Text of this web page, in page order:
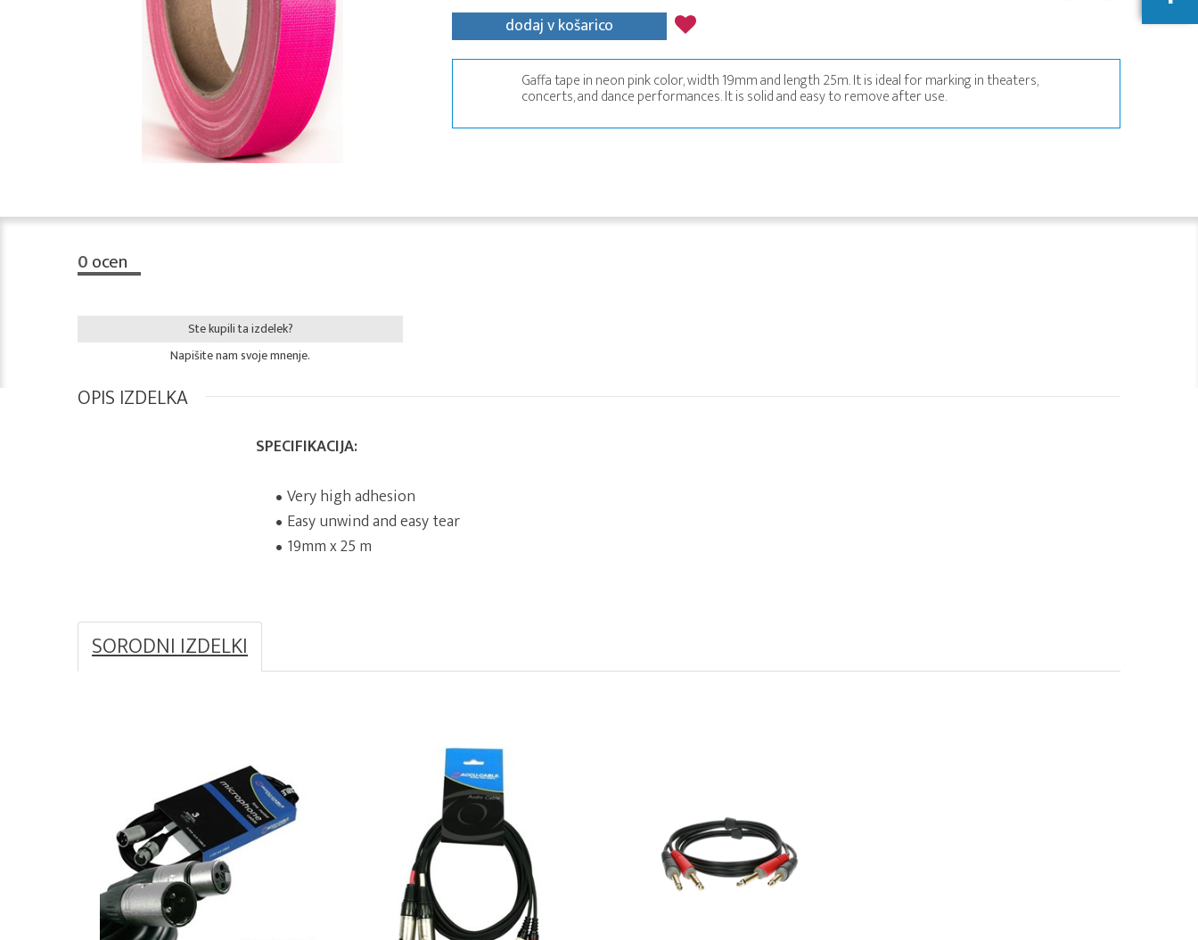
dodaj v košarico
Gaffa tape in neon pink color, width 19mm and length 25m. It is ideal for marking in theaters,
concerts, and dance performances. It is solid and easy to remove after use.
0ocen
Ste kupili ta izdelek?
Napišite nam svoje mnenje.
OPIS IZDELKA
SPECIFIKACIJA:
Very high adhesion
Easy unwind and easy tear
19mm x 25 m
SORODNI IZDELKI